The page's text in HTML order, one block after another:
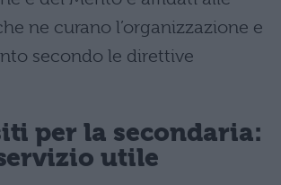
ne curano l’organizzazione e
secondo le direttive
per la secondaria:
utile